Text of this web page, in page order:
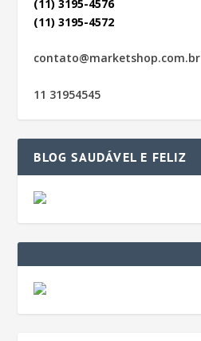
(11) 3195-4576
(11) 3195-4572
contato@marketshop.com.br
11 31954545
BLOG SAUDÁVEL E FELIZ